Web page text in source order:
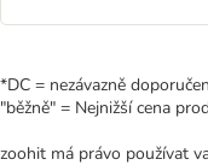
*DC = nezávazně
"běžně" = Nejnižší cena
zoohit má právo používat